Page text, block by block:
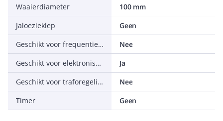
Waaierdiameter
100 mm
Jaloezieklep
Geen
Geschikt voor frequentieregeling
Nee
Geschikt voor elektronische regeling
Ja
Geschikt voor traforegeling
Nee
Timer
Geen